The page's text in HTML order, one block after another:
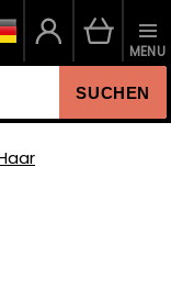
SUCHEN
MENU